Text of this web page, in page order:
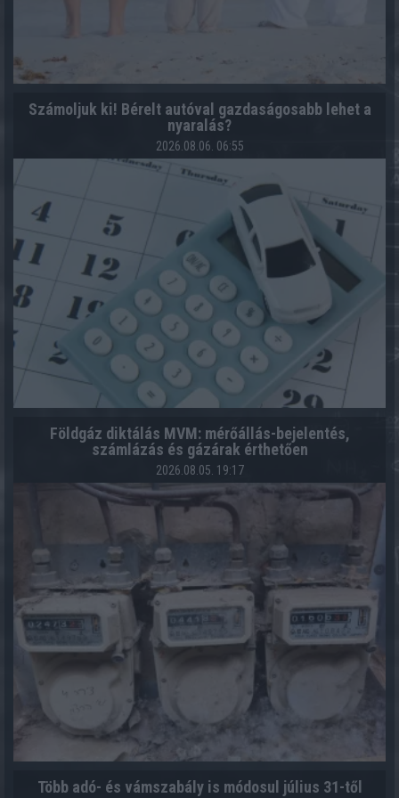
Számoljuk ki! Bérelt autóval gazdaságosabb lehet a
nyaralás?
2026.08.06. 06:55
Földgáz diktálás MVM: mérőállás-bejelentés,
számlázás és gázárak érthetően
2026.08.05. 19:17
Több adó- és vámszabály is módosul július 31-től